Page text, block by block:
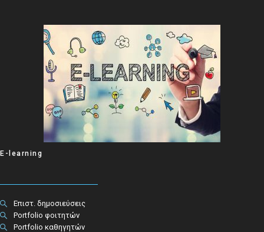
E-learning
Επιστ. δημοσιεύσεις
Portfolio φοιτητών
Portfolio καθηγητών